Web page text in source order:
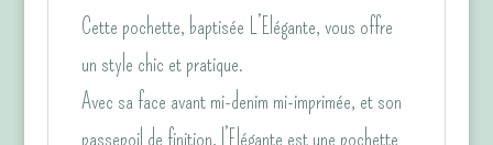
Cette pochette, baptisée L’Elégante, vous offre
un style chic et pratique.
Avec sa face avant mi-denim mi-imprimée, et son
passepoil de finition, l’Elégante est une pochette